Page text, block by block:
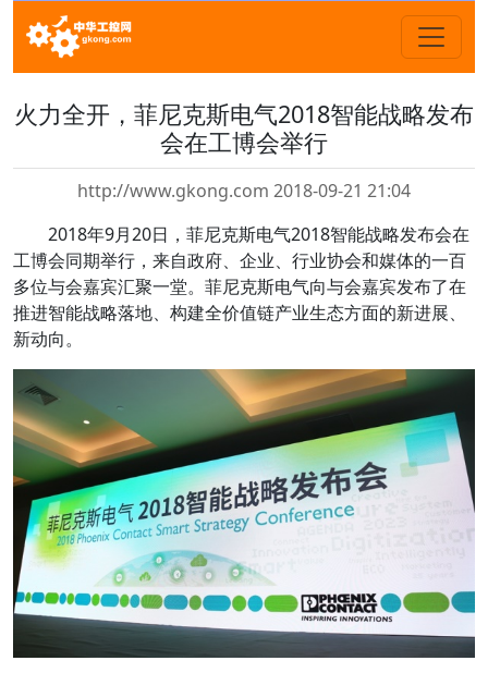
火力全开，菲尼克斯电气2018智能战略发布
会在工博会举行
http://www.gkong.com 2018-09-21 21:04
2018年9月20日，菲尼克斯电气2018智能战略发布会在
工博会同期举行，来自政府、企业、行业协会和媒体的一百
多位与会嘉宾汇聚一堂。菲尼克斯电气向与会嘉宾发布了在
推进智能战略落地、构建全价值链产业生态方面的新进展、
新动向。